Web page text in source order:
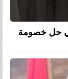
في حل خصومة